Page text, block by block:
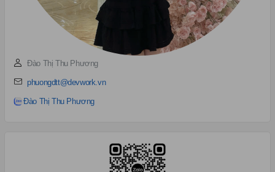
Đào Thị Thu Phương
phuongdtt@devwork.vn
Đào Thị Thu Phương